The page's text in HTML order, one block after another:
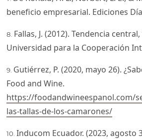
beneficio empresarial. Ediciones
Fallas, J. (2012). Tendencia
Universidad para la Cooperación
Gutiérrez, P. (2020, mayo 26).
Food and Wine.
https://foodandwineespanol.com/
las-tallas-de-los-camarones/
Inducom Ecuador. (2023,